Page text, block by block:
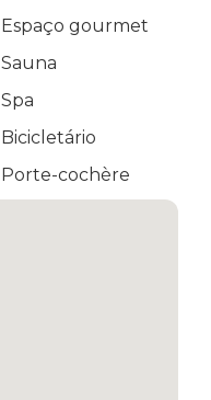
Espaço gourmet
Sauna
Spa
Bicicletário
Porte-cochère